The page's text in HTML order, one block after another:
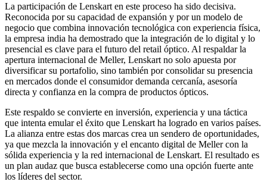
La participación de Lenskart en este proceso ha sido decisiva.
Reconocida por su capacidad de expansión y por un modelo de
negocio que combina innovación tecnológica con experiencia física,
la empresa india ha demostrado que la integración de lo digital y lo
presencial es clave para el futuro del retail óptico. Al respaldar la
apertura internacional de Meller, Lenskart no solo apuesta por
diversificar su portafolio, sino también por consolidar su presencia
en mercados donde el consumidor demanda cercanía, asesoría
directa y confianza en la compra de productos ópticos.
Este respaldo se convierte en inversión, experiencia y una táctica
que intenta emular el éxito que Lenskart ha logrado en varios países.
La alianza entre estas dos marcas crea un sendero de oportunidades,
ya que mezcla la innovación y el encanto digital de Meller con la
sólida experiencia y la red internacional de Lenskart. El resultado es
un plan audaz que busca establecerse como una opción fuerte ante
los líderes del sector.